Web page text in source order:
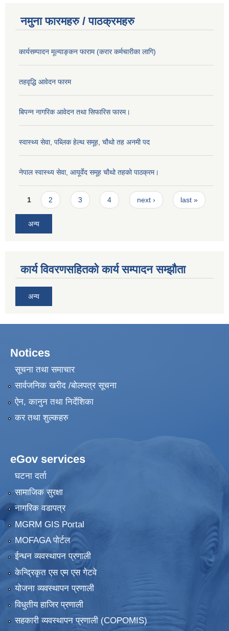
नमुना फारमहरु / पाठक्रमहरु
कार्यसम्पादन मूल्याङ्कन फाराम (करार कर्मचारीका लागि)
तहवृद्धि आवेदन फारम
बिपन्‍न नागरिक आवेदन तथा सिफारिस फारम।
स्वास्थ्य सेवा, पब्लिक हेल्‍थ समूह, चौथो तह अनमी पद
नेपाल स्वास्थ्य सेवा, आयूर्वेद समूह चौथो तहको पाठक्रम।
Pages
1 2 3 4 next › last »
अन्य
कार्य विवरणसहितको कार्य सम्पादन सम्झौता
अन्य
Notices
सूचना तथा समाचार
सार्वजनिक खरीद /बोलपत्र सूचना
ऐन, कानुन तथा निर्देशिका
कर तथा शुल्कहरु
eGov services
घटना दर्ता
सामाजिक सुरक्षा
नागरिक वडापत्र
MGRM GIS Portal
MOFAGA पोर्टल
ईन्धन व्यवस्थापन प्रणाली
केन्द्रिकृत एस एम एस गेटवे
योजना व्यवस्थापन प्रणाली
विधुतीय हाजिर प्रणाली
सहकारी व्यवस्थापन प्रणाली (COPOMIS)